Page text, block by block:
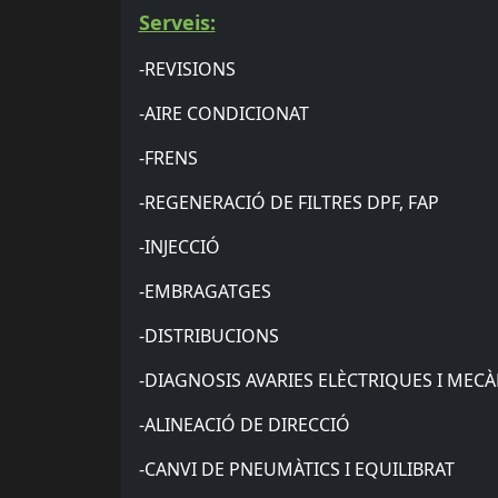
Serveis:
-REVISIONS
-AIRE CONDICIONAT
-FRENS
-REGENERACIÓ DE FILTRES DPF, FAP
-INJECCIÓ
-EMBRAGATGES
-DISTRIBUCIONS
-DIAGNOSIS AVARIES ELÈCTRIQUES I
-ALINEACIÓ DE DIRECCIÓ
-CANVI DE PNEUMÀTICS I EQUILIBRAT